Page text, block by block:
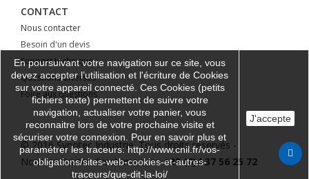
CONTACT
Nous contacter
Besoin d'un devis
Support technique
Questions diverses
Foire aux questions
© 2016 Synotec Industrie. Tous droits réservés -
Nous contacter directement au+33 (0)4 37 56 25 72
En poursuivant votre navigation sur ce site, vous
devez accepter l’utilisation et l'écriture de Cookies
sur votre appareil connecté. Ces Cookies (petits
fichiers texte) permettent de suivre votre
navigation, actualiser votre panier, vous
reconnaitre lors de votre prochaine visite et
sécuriser votre connexion. Pour en savoir plus et
paramétrer les traceurs: http://www.cnil.fr/vos-
obligations/sites-web-cookies-et-autres-
traceurs/que-dit-la-loi/
J'accepte